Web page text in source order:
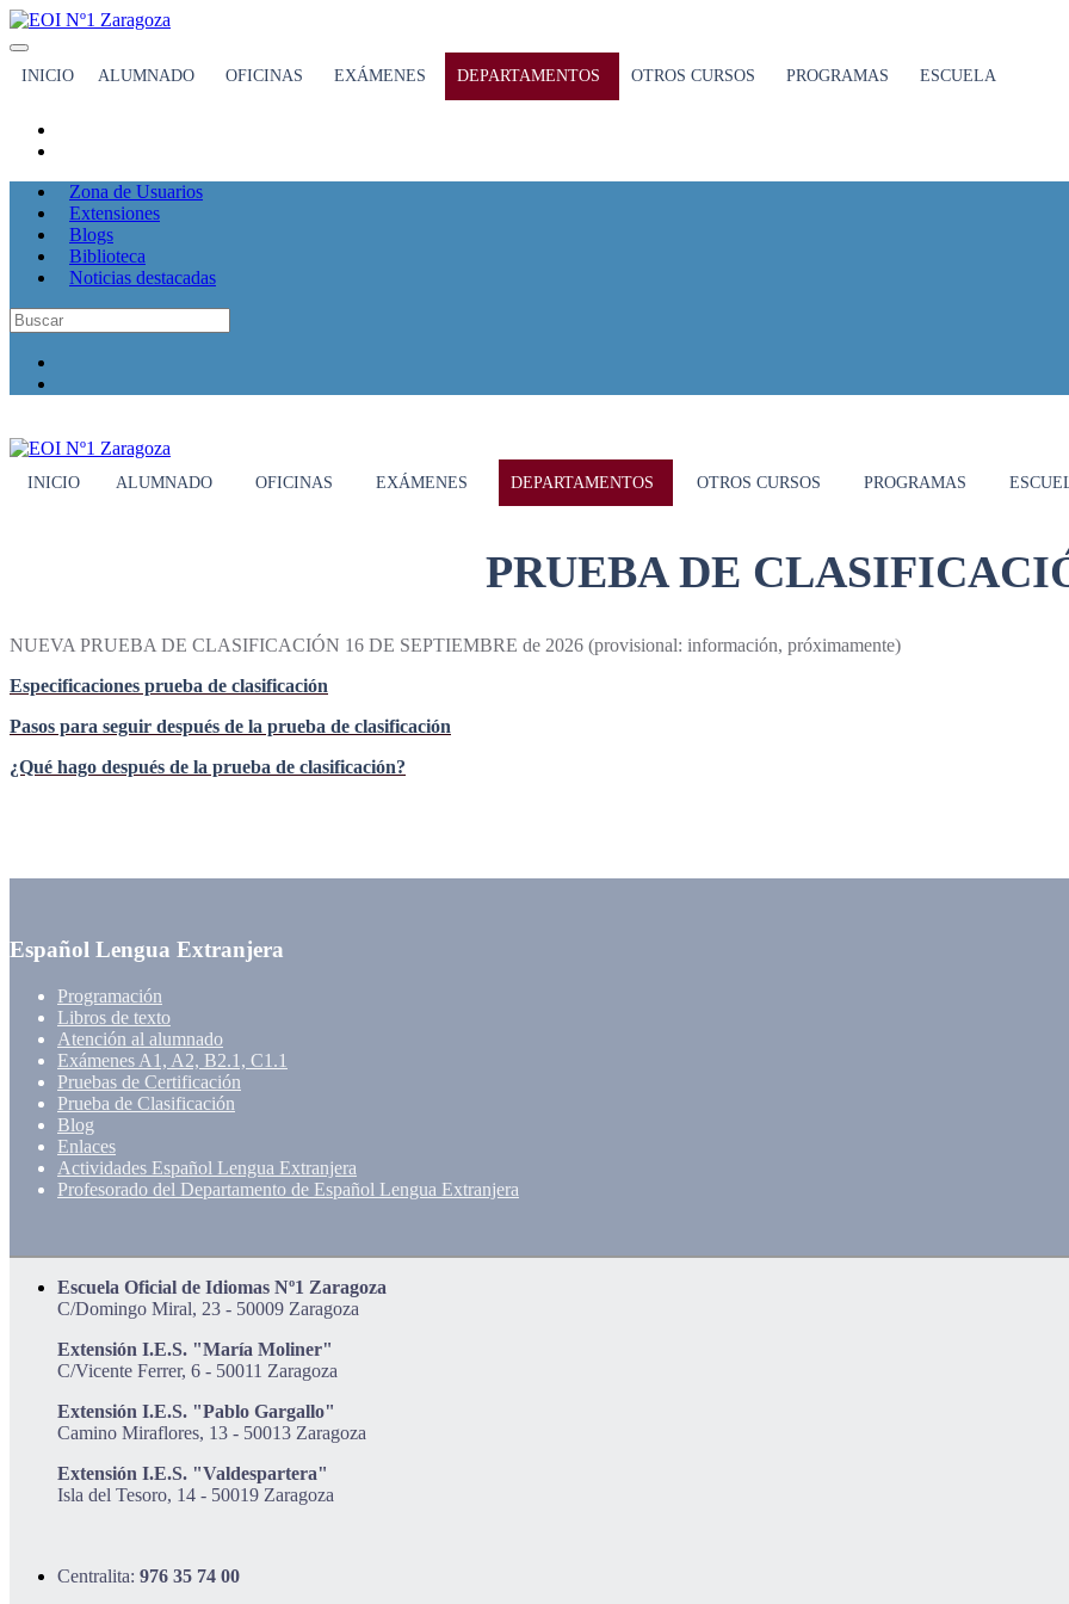
INICIO ALUMNADO OFICINAS EXÁMENES DEPARTAMENTOS OTROS CURSOS PROGRAMAS ESCUELA
Zona de Usuarios
Extensiones
Blogs
Biblioteca
Noticias destacadas
INICIO ALUMNADO OFICINAS EXÁMENES DEPARTAMENTOS OTROS CURSOS PROGRAMAS
PRUEBA DE
NUEVA PRUEBA DE CLASIFICACIÓN 16 DE SEPTIEMBRE de 2026 (provisional: información, próximamente)
Especificaciones prueba de clasificación
Pasos para seguir después de la prueba de clasificación
¿Qué hago después de la prueba de clasificación?
Español Lengua Extranjera
Programación
Libros de texto
Atención al alumnado
Exámenes A1, A2, B2.1, C1.1
Pruebas de Certificación
Prueba de Clasificación
Blog
Enlaces
Actividades Español Lengua Extranjera
Profesorado del Departamento de Español Lengua Extranjera
Escuela Oficial de Idiomas Nº1 Zaragoza
C/Domingo Miral, 23 - 50009 Zaragoza
Extensión I.E.S. "María Moliner"
C/Vicente Ferrer, 6 - 50011 Zaragoza
Extensión I.E.S. "Pablo Gargallo"
Camino Miraflores, 13 - 50013 Zaragoza
Extensión I.E.S. "Valdespartera"
Isla del Tesoro, 14 - 50019 Zaragoza
Centralita: 976 35 74 00